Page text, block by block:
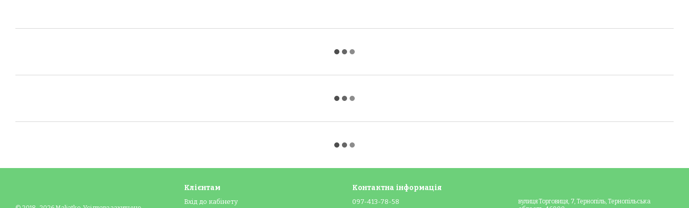
Клієнтам
Вхід до кабінету
Контактна інформація
097-413-78-58
вулиця Торговиця, 7, Тернопіль, Тернопільська